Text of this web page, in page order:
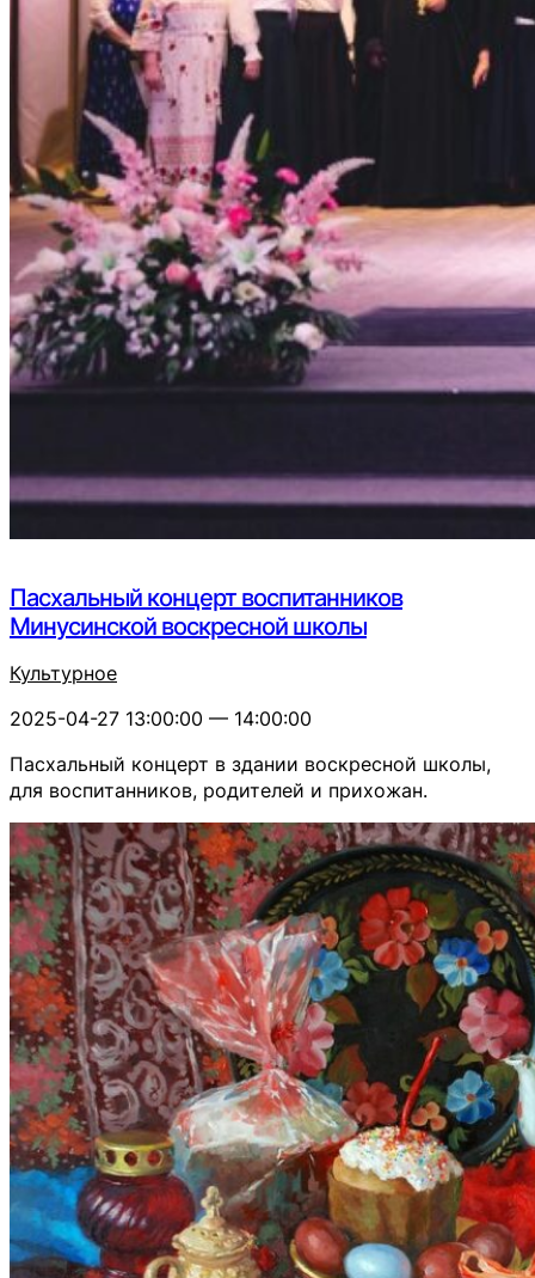
Пасхальный концерт воспитанников
Минусинской воскресной школы
Культурное
2025-04-27 13:00:00 — 14:00:00
Пасхальный концерт в здании воскресной школы,
для воспитанников, родителей и прихожан.